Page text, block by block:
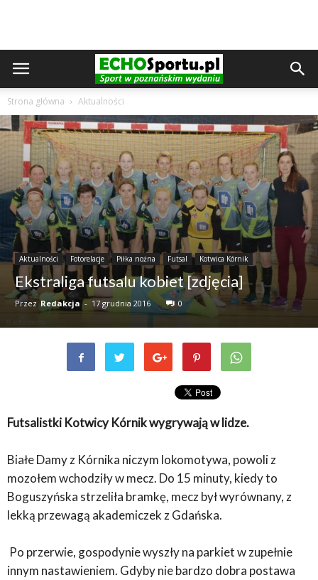
Strona główna Aktualności
Aktualności Fotorelacje Piłka nożna Futsal Kotwica Kórnik
Ekstraliga futsalu kobiet [zdjęcia]
Przez Redakcja - 17 grudnia 2016 0
Futsalistki Kotwicy Kórnik wygrywają w lidze.
Białe Damy z Kórnika niczym lokomotywa, powoli z
mozołem wchodziły w mecz. Do 15 minuty, kiedy to
Boguszyńska strzeliła bramkę, mecz był wyrównany, z
lekką przewagą akademiczek z Gdańska.
Po przerwie, gospodynie wyszły na parkiet w zupełnie
innym nastawieniem. Gdyby nie bardzo dobra postawa